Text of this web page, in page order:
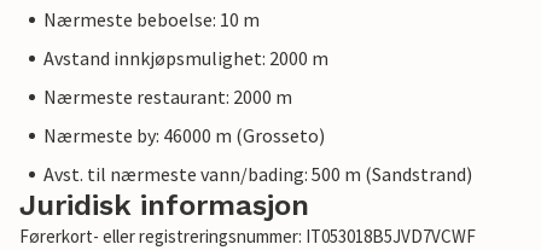
Nærmeste beboelse: 10 m
Avstand innkjøpsmulighet: 2000 m
Nærmeste restaurant: 2000 m
Nærmeste by: 46000 m (Grosseto)
Avst. til nærmeste vann/bading: 500 m (Sandstrand)
Juridisk informasjon
Førerkort- eller registreringsnummer: IT053018B5JVD7VCWF